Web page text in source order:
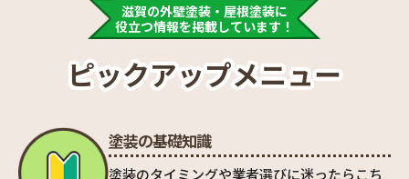
滋賀の外壁塗装・屋根塗装に
役立つ情報を掲載しています！
ピックアップメニュー
塗装の基礎知識
塗装のタイミングや業者選びに迷ったらこち